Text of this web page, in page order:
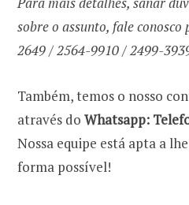
sobre o assunto, fale
2649 / 2564-9910 / 2499-
Também, temos o nosso
através do Whatsapp:
Nossa equipe está apta a
forma possível!